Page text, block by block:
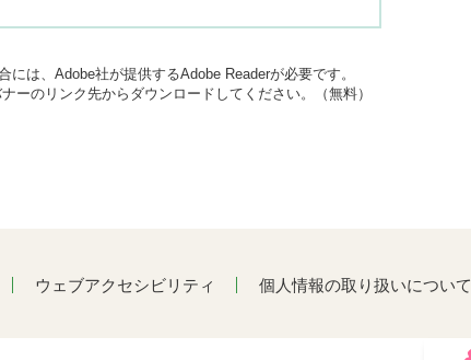
には、Adobe社が提供するAdobe Readerが必要です。
ーのリンク先からダウンロードしてください。（無料）
ウェブアクセシビリティ 個人情報の取り扱いについて